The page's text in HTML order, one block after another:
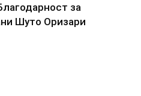
за
Шуто Оризари